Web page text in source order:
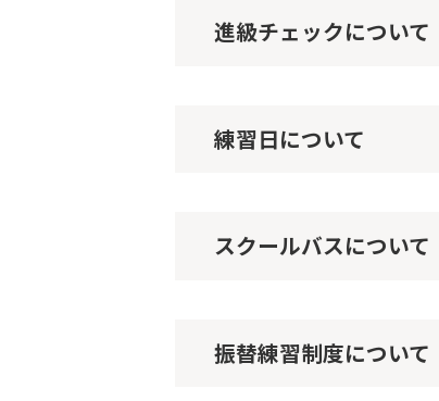
進級チェックについて
練習日について
スクールバスについて
振替練習制度について